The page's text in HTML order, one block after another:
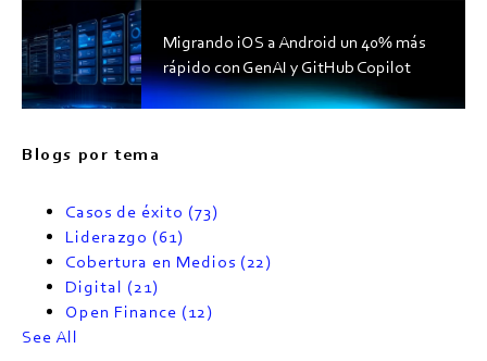
Migrando iOS a Android un 40% más
rápido con GenAI y GitHub Copilot
Blogs por tema
Casos de éxito (73)
Liderazgo (61)
Cobertura en Medios (22)
Digital (21)
Open Finance (12)
See All